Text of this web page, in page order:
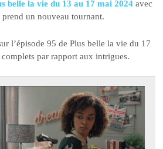
belle la vie du 13 au 17 mai 2024 avec
un nouveau tournant.
l’épisode 95 de Plus belle la vie du 17
par rapport aux intrigues.